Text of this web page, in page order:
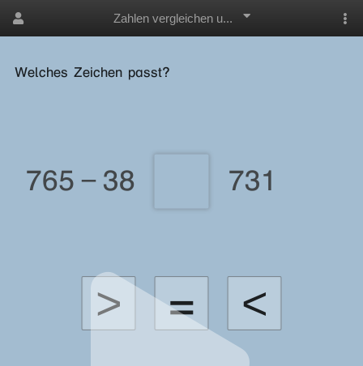
Zahlen vergleichen u...
Welches Zeichen passt?
765 − 38 731
> = <